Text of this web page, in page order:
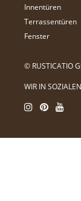
Innentüren
Terrassentüren
Fenster
© RUSTICATIO
WIR IN